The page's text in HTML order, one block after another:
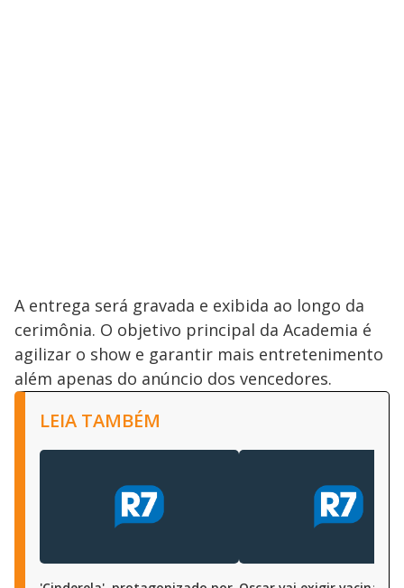
A entrega será gravada e exibida ao longo da
cerimônia. O objetivo principal da Academia é
agilizar o show e garantir mais entretenimento
além apenas do anúncio dos vencedores.
LEIA TAMBÉM